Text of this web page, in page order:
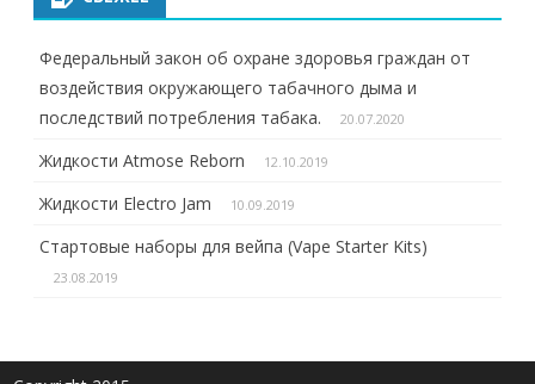
Федеральный закон об охране здоровья граждан от
воздействия окружающего табачного дыма и
последствий потребления табака.
20.07.2020
Жидкости Atmose Reborn 12.10.2019
Жидкости Electro Jam 10.09.2019
Стартовые наборы для вейпа (Vape Starter Kits)
23.08.2019